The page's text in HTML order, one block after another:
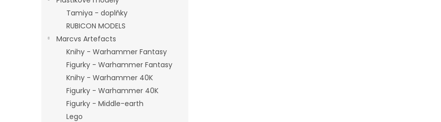
Tamiya - doplňky
RUBICON MODELS
Marcvs Artefacts
Knihy - Warhammer Fantasy
Figurky - Warhammer Fantasy
Knihy - Warhammer 40K
Figurky - Warhammer 40K
Figurky - Middle-earth
Lego